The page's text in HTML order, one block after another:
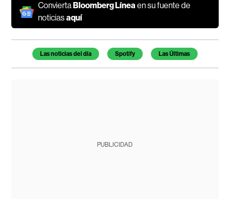
Convierta Bloomberg Líneaen su fuente de
noticiasaquí
Temas de este artículo
Las noticias del día Spotify Las Últimas
PUBLICIDAD